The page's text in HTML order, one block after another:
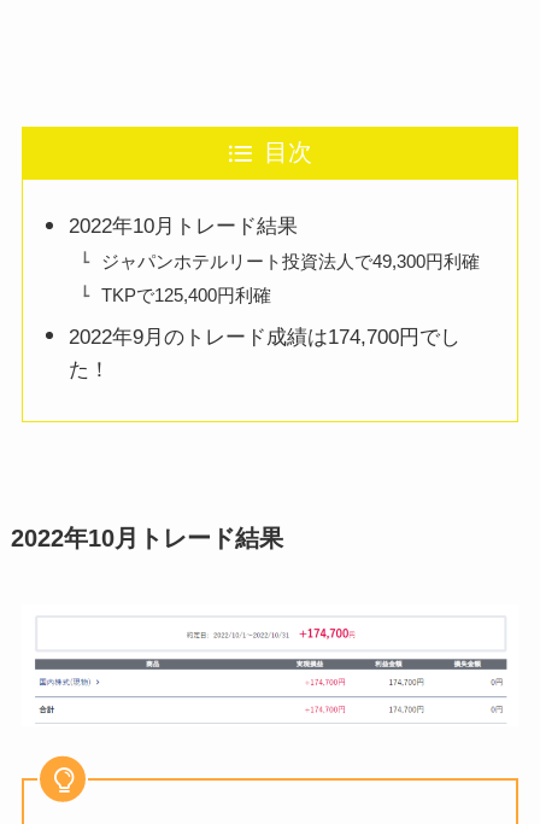
目次
2022年10月トレード結果
ジャパンホテルリート投資法人で49,300円利確
TKPで125,400円利確
2022年9月のトレード成績は174,700円でし
た！
2022年10月トレード結果